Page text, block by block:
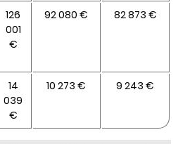
126
001
€
92 080 € 82 873 €
14
039
€
10 273 € 9 243 €